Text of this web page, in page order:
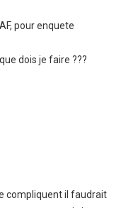
pour enquete
dois je faire ???
compliquent il faudrait